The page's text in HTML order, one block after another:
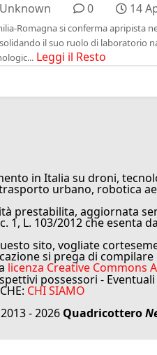
Unknown 0 14
Romagna si conferma apripista
il suo ruolo di laboratorio
Leggi il Resto
in Italia su droni,
urbano, robotica
prestabilita, aggiornata
L. 103/2012 che esenta
sito, vogliate
si prega di compilare
licenza Creative Commons
possessori -
CHI SIAMO
2013 - 2026 Quadricottero